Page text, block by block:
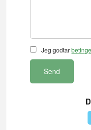
Jeg godtar
Send